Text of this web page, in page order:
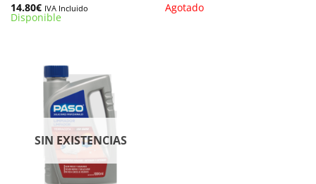
14.80€ IVA Incluido
Disponible
Agotado
SIN EXISTENCIAS